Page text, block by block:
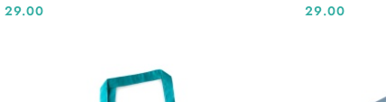
Cena:
29.00 Cena:
29.00